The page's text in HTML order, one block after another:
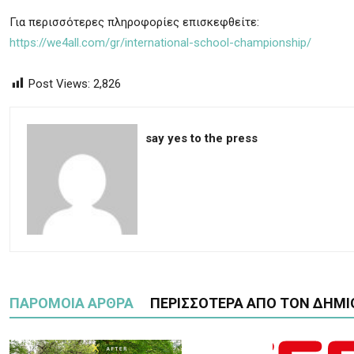
Για περισσότερες πληροφορίες επισκεφθείτε:
https://we4all.com/gr/international-school-championship/
Post Views: 2,826
say yes to the press
ΠΑΡΟΜΟΙΑ ΑΡΘΡΑ ΠΕΡΙΣΣΟΤΕΡΑ ΑΠΟ ΤΟΝ